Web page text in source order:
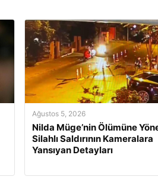
Ağustos 5, 2026
Nilda Müge’nin Ölümüne
Silahlı Saldırının Kameralara
Yansıyan Detayları